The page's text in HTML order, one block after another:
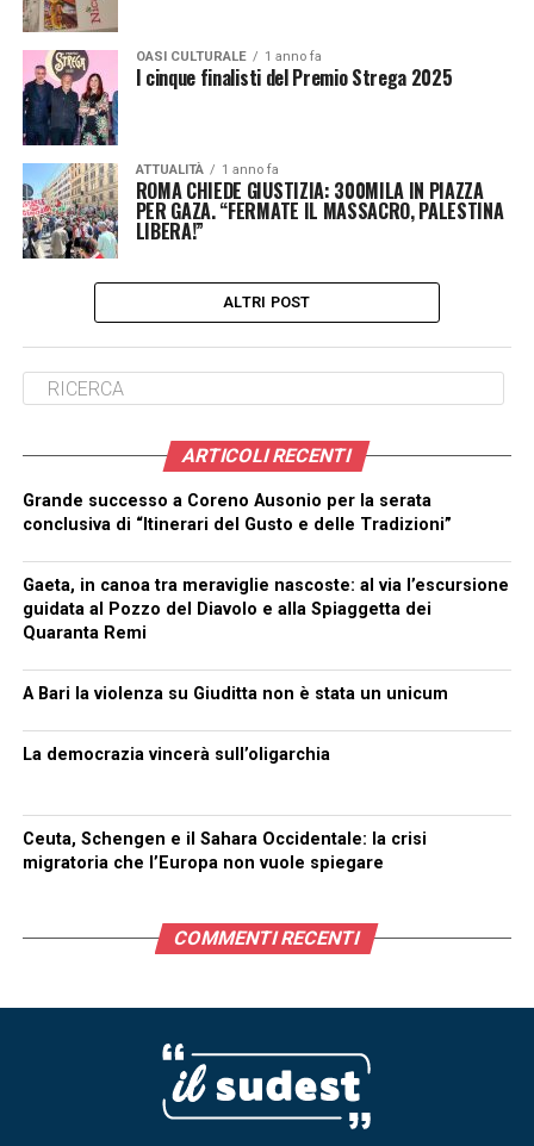
OASI CULTURALE 1 anno fa
I cinque finalisti del Premio Strega 2025
ATTUALITÀ 1 anno fa
ROMA CHIEDE GIUSTIZIA: 300MILA IN PIAZZA
PER GAZA. “FERMATE IL MASSACRO, PALESTINA
LIBERA!”
ALTRI POST
ARTICOLI RECENTI
Grande successo a Coreno Ausonio per la serata
conclusiva di “Itinerari del Gusto e delle Tradizioni”
Gaeta, in canoa tra meraviglie nascoste: al via l’escursione
guidata al Pozzo del Diavolo e alla Spiaggetta dei
Quaranta Remi
A Bari la violenza su Giuditta non è stata un unicum
La democrazia vincerà sull’oligarchia
Ceuta, Schengen e il Sahara Occidentale: la crisi
migratoria che l’Europa non vuole spiegare
COMMENTI RECENTI